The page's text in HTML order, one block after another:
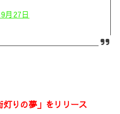
月27日
りの夢」をリリース